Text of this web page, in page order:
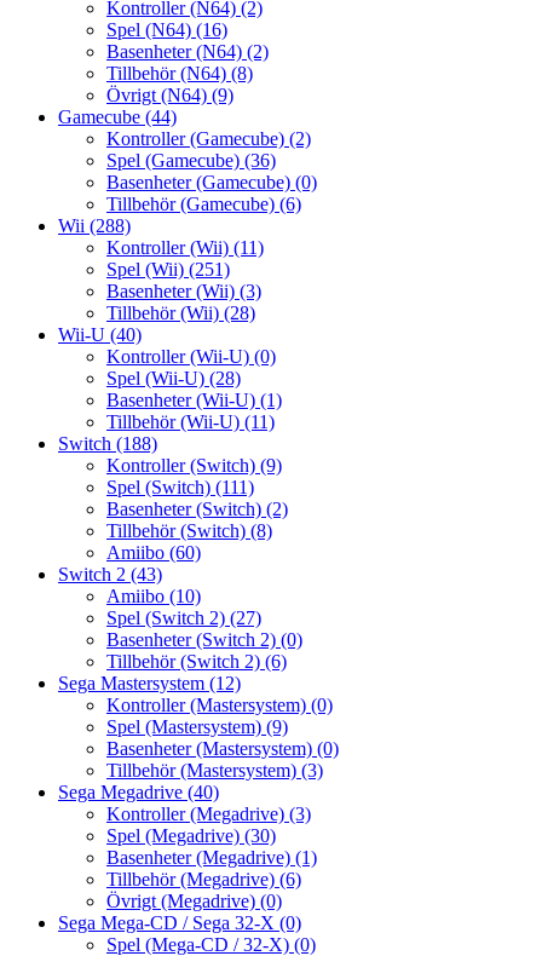
Kontroller (N64) (2)
Spel (N64) (16)
Basenheter (N64) (2)
Tillbehör (N64) (8)
Övrigt (N64) (9)
Gamecube (44)
Kontroller (Gamecube) (2)
Spel (Gamecube) (36)
Basenheter (Gamecube) (0)
Tillbehör (Gamecube) (6)
Wii (288)
Kontroller (Wii) (11)
Spel (Wii) (251)
Basenheter (Wii) (3)
Tillbehör (Wii) (28)
Wii-U (40)
Kontroller (Wii-U) (0)
Spel (Wii-U) (28)
Basenheter (Wii-U) (1)
Tillbehör (Wii-U) (11)
Switch (188)
Kontroller (Switch) (9)
Spel (Switch) (111)
Basenheter (Switch) (2)
Tillbehör (Switch) (8)
Amiibo (60)
Switch 2 (43)
Amiibo (10)
Spel (Switch 2) (27)
Basenheter (Switch 2) (0)
Tillbehör (Switch 2) (6)
Sega Mastersystem (12)
Kontroller (Mastersystem) (0)
Spel (Mastersystem) (9)
Basenheter (Mastersystem) (0)
Tillbehör (Mastersystem) (3)
Sega Megadrive (40)
Kontroller (Megadrive) (3)
Spel (Megadrive) (30)
Basenheter (Megadrive) (1)
Tillbehör (Megadrive) (6)
Övrigt (Megadrive) (0)
Sega Mega-CD / Sega 32-X (0)
Spel (Mega-CD / 32-X) (0)